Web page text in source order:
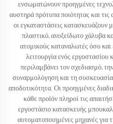
ενσωματώνουν προηγμένες
αυστηρά πρότυπα ποιότητας και
οι εγκαταστάσεις κατασκευάζουν
πλαστικό, ανοξείδωτο χάλυβα
ατομικούς καταναλωτές όσο και
λειτουργία ενός
περιλαμβάνει τον σχεδιασμό,
συναρμολόγηση και τη
αποδοτικότητα. Οι προηγμένες
κάθε προϊόν πληροί τις
εργοστάσιο κατασκευής
αυτοματοποιημένες μηχανές για